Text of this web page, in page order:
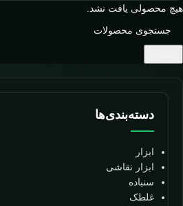
دسته‌بندی‌ها
ابزار
ابزار نقاشی
سنباده
غلطک
هیچ محصولی یافت نشد.